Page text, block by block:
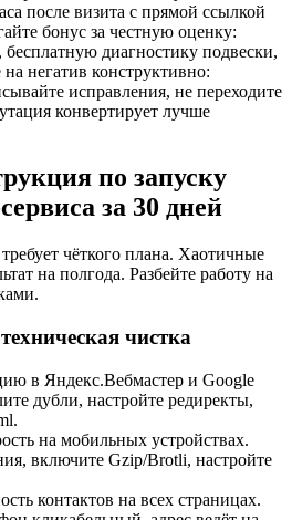
после визита с прямой ссылкой
бонус за честную оценку:
диагностику подвески,
негатив конструктивно:
исправления, не переходите
конвертирует лучше
по запуску
за 30 дней
требует чёткого плана. Хаотичные
на полгода. Разбейте работу на
чистка
в Яндекс.Вебмастер и Google
дубли, настройте редиректы,
на мобильных устройствах.
включите Gzip/Brotli, настройте
контактов на всех страницах.